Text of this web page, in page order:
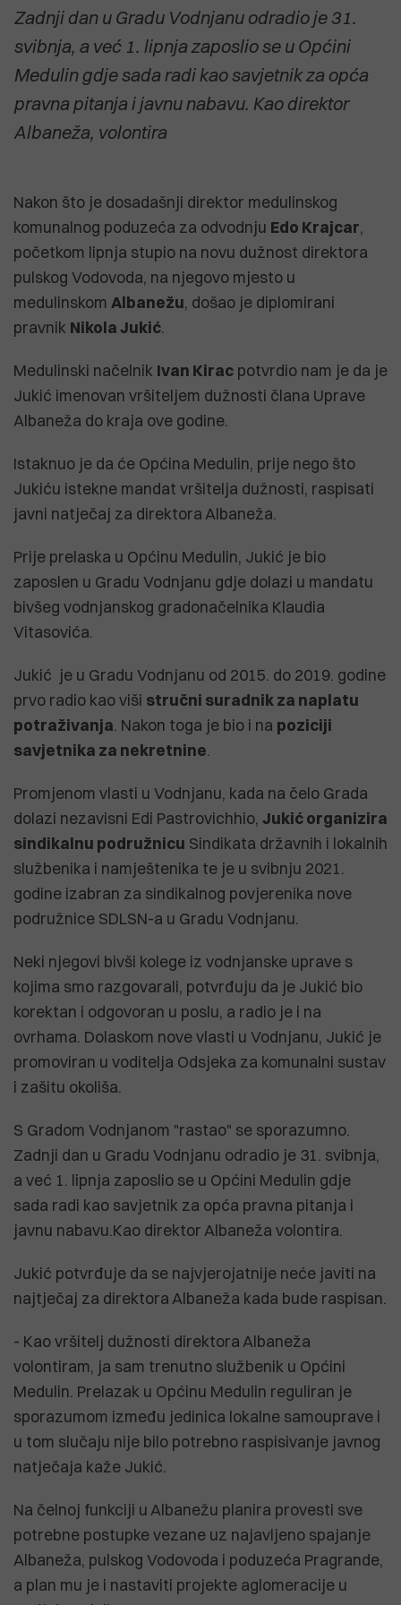
Zadnji dan u Gradu Vodnjanu odradio je 31.
svibnja, a već 1. lipnja zaposlio se u Općini
Medulin gdje sada radi kao savjetnik za opća
pravna pitanja i javnu nabavu. Kao direktor
Albaneža, volontira
Nakon što je dosadašnji direktor medulinskog
komunalnog poduzeća za odvodnju Edo Krajcar,
početkom lipnja stupio na novu dužnost direktora
pulskog Vodovoda, na njegovo mjesto u
medulinskom Albanežu, došao je diplomirani
pravnik Nikola Jukić.
Medulinski načelnik Ivan Kirac potvrdio nam je da je
Jukić imenovan vršiteljem dužnosti člana Uprave
Albaneža do kraja ove godine.
Istaknuo je da će Općina Medulin, prije nego što
Jukiću istekne mandat vršitelja dužnosti, raspisati
javni natječaj za direktora Albaneža.
Prije prelaska u Općinu Medulin, Jukić je bio
zaposlen u Gradu Vodnjanu gdje dolazi u mandatu
bivšeg vodnjanskog gradonačelnika Klaudia
Vitasovića.
Jukić je u Gradu Vodnjanu od 2015. do 2019. godine
prvo radio kao viši stručni suradnik za naplatu
potraživanja. Nakon toga je bio i na poziciji
savjetnika za nekretnine.
Promjenom vlasti u Vodnjanu, kada na čelo Grada
dolazi nezavisni Edi Pastrovichhio, Jukić organizira
sindikalnu podružnicu Sindikata državnih i lokalnih
službenika i namještenika te je u svibnju 2021.
godine izabran za sindikalnog povjerenika nove
podružnice SDLSN-a u Gradu Vodnjanu.
Neki njegovi bivši kolege iz vodnjanske uprave s
kojima smo razgovarali, potvrđuju da je Jukić bio
korektan i odgovoran u poslu, a radio je i na
ovrhama. Dolaskom nove vlasti u Vodnjanu, Jukić je
promoviran u voditelja Odsjeka za komunalni sustav
i zašitu okoliša.
S Gradom Vodnjanom "rastao" se sporazumno.
Zadnji dan u Gradu Vodnjanu odradio je 31. svibnja,
a već 1. lipnja zaposlio se u Općini Medulin gdje
sada radi kao savjetnik za opća pravna pitanja i
javnu nabavu.Kao direktor Albaneža volontira.
Jukić potvrđuje da se najvjerojatnije neće javiti na
najtječaj za direktora Albaneža kada bude raspisan.
- Kao vršitelj dužnosti direktora Albaneža
volontiram, ja sam trenutno službenik u Općini
Medulin. Prelazak u Općinu Medulin reguliran je
sporazumom između jedinica lokalne samouprave i
u tom slučaju nije bilo potrebno raspisivanje javnog
natječaja kaže Jukić.
Na čelnoj funkciji u Albanežu planira provesti sve
potrebne postupke vezane uz najavljeno spajanje
Albaneža, pulskog Vodovoda i poduzeća Pragrande,
a plan mu je i nastaviti projekte aglomeracije u